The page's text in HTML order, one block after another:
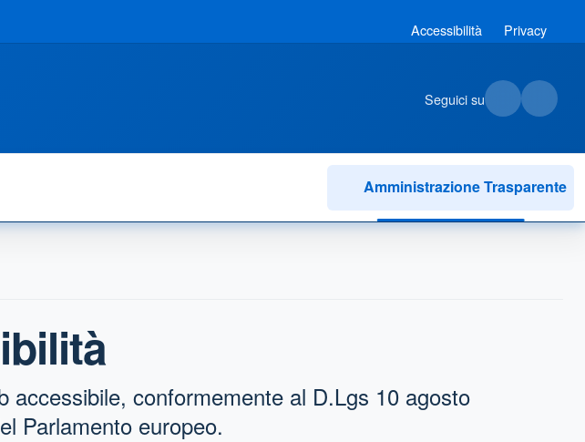
Accessibilità Privacy
Seguici su
Amministrazione Trasparente
accessibile, conformemente al D.Lgs 10 agosto
Parlamento europeo.